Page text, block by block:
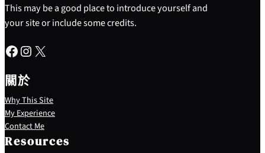
This may be a good place to introduce yourself and
your site or include some credits.
Facebook Instagram X
關於
Why This Site
My Experience
Contact Me
Resources